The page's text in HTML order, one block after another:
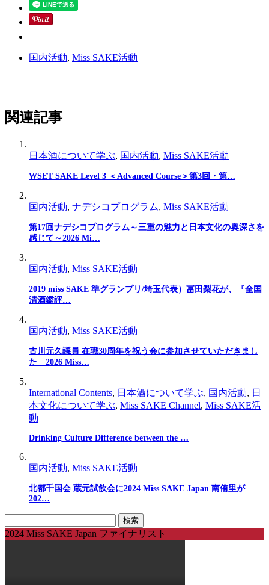
国内活動, Miss SAKE活動
関連記事
日本酒について学ぶ, 国内活動, Miss SAKE活動
WSET SAKE Level 3 ＜Advanced Course＞第3回・第…
国内活動, ナデシコプログラム, Miss SAKE活動
第17回ナデシコプログラム～三重の魅力と日本文化の奥深さを
感じて～2026 Mi…
国内活動, Miss SAKE活動
2019 miss SAKE 準グランプリ/埼玉代表）冨田梨花が、『全国
清酒鑑評…
国内活動, Miss SAKE活動
古川元久議員 在職30周年を祝う会に参加させていただきまし
た＿2026 Miss…
International Contents, 日本酒について学ぶ, 国内活動, 日
本文化について学ぶ, Miss SAKE Channel, Miss SAKE活
動
Drinking Culture Difference between the …
国内活動, Miss SAKE活動
北都千国会 蔵元試飲会に2024 Miss SAKE Japan 南侑里が
202…
索:
2024 Miss SAKE Japan ファイナリスト